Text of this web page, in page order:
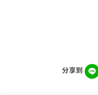
分享到